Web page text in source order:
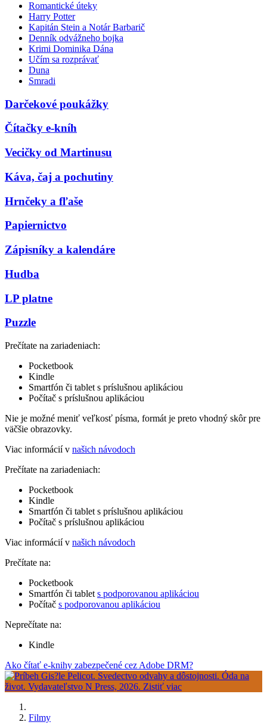
Romantické úteky
Harry Potter
Kapitán Stein a Notár Barbarič
Denník odvážneho bojka
Krimi Dominika Dána
Učím sa rozprávať
Duna
Smradi
Darčekové poukážky
Čítačky e-kníh
Vecičky od Martinusu
Káva, čaj a pochutiny
Hrnčeky a fľaše
Papiernictvo
Zápisníky a kalendáre
Hudba
LP platne
Puzzle
Prečítate na zariadeniach:
Pocketbook
Kindle
Smartfón či tablet s príslušnou aplikáciou
Počítač s príslušnou aplikáciou
Nie je možné meniť veľkosť písma, formát je preto vhodný skôr pre
väčšie obrazovky.
Viac informácií v našich návodoch
Prečítate na zariadeniach:
Pocketbook
Kindle
Smartfón či tablet s príslušnou aplikáciou
Počítač s príslušnou aplikáciou
Viac informácií v našich návodoch
Prečítate na:
Pocketbook
Smartfón či tablet s podporovanou aplikáciou
Počítač s podporovanou aplikáciou
Neprečítate na:
Kindle
Ako čítať e-knihy zabezpečené cez Adobe DRM?
Filmy